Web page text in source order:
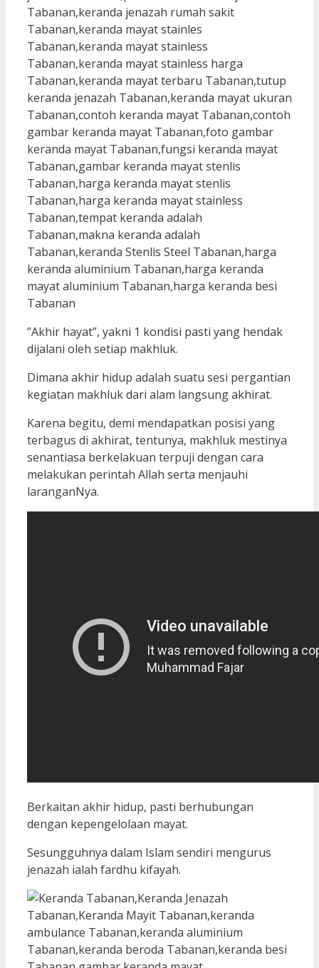
”Akhir hayat”, yakni 1 kondisi pasti yang hendak
dijalani oleh setiap makhluk.
Dimana akhir hidup adalah suatu sesi pergantian
kegiatan makhluk dari alam langsung akhirat.
Karena begitu, demi mendapatkan posisi yang
terbagus di akhirat, tentunya, makhluk mestinya
senantiasa berkelakuan terpuji dengan cara
melakukan perintah Allah serta menjauhi
laranganNya.
Berkaitan akhir hidup, pasti berhubungan
dengan kepengelolaan mayat.
Sesungguhnya dalam Islam sendiri mengurus
jenazah ialah fardhu kifayah.